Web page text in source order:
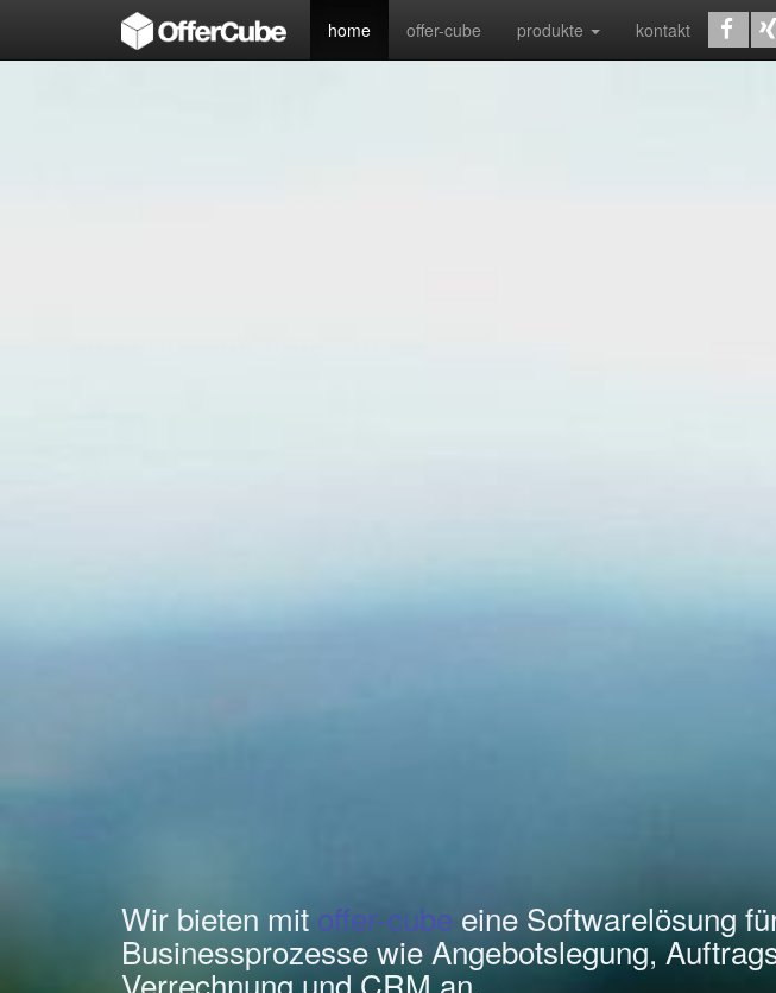
home offer-cube produkte kontakt
Wir bieten mit offer-cube eine Softwarelösung
Businessprozesse wie Angebotslegung,
Verrechnung und CRM an.